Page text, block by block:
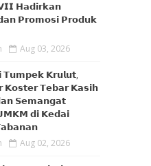
𝗛𝗮𝗱𝗶𝗿𝗸𝗮𝗻
𝗣𝗿𝗼𝗺𝗼𝘀𝗶 𝗣𝗿𝗼𝗱𝘂𝗸
Aug 03, 2026
𝗧𝘂𝗺𝗽𝗲𝗸 𝗞𝗿𝘂𝗹𝘂𝘁,
𝗞𝗼𝘀𝘁𝗲𝗿 𝗧𝗲𝗯𝗮𝗿 𝗞𝗮𝘀𝗶𝗵
𝗦𝗲𝗺𝗮𝗻𝗴𝗮𝘁
𝗱𝗶 𝗞𝗲𝗱𝗮𝗶
Aug 02, 2026